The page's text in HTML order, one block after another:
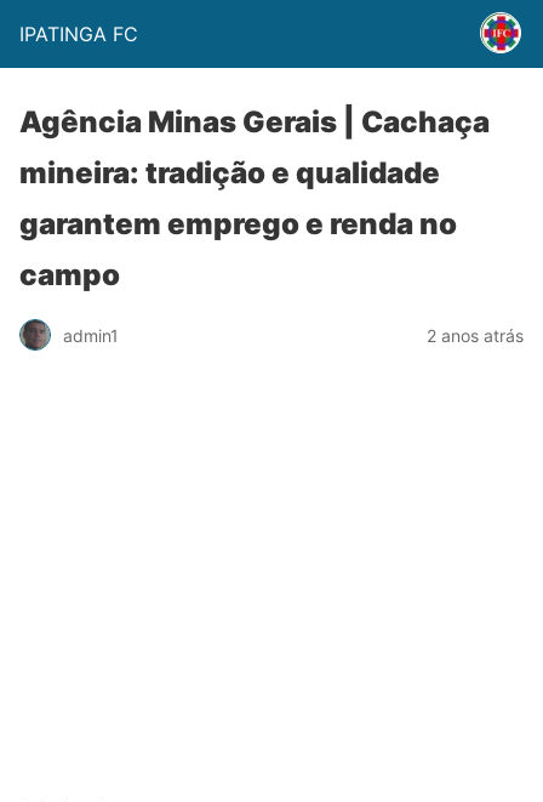
IPATINGA FC
Agência Minas Gerais | Cachaça
mineira: tradição e qualidade
garantem emprego e renda no
campo
admin1 2 anos atrás